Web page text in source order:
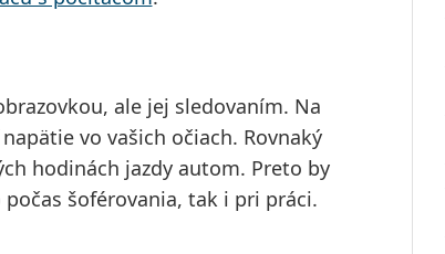
ale jej sledovaním. Na
vo vašich očiach. Rovnaký
hodinách jazdy autom. Preto by
počas šoférovania, tak i pri práci.